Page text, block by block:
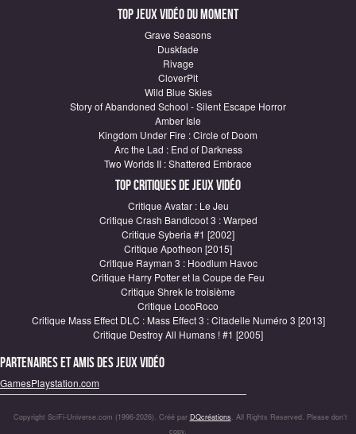
Top Jeux vidéo du moment
Grave Seasons
Duskfade
Rivage
CloverPit
Wild Blue Skies
Story of Abandoned School - Silent Escape Horror
Amber Isle
Kingdom Under Fire : Circle of Doom
Arc the Lad : End of Darkness
Two Worlds II : Shattered Embrace
Top critiques de Jeux vidéo
Critique Avatar : Le Jeu
Critique Crash Bandicoot 3 : Warped
Critique Syberia #1 [2002]
Critique Apotheon [2015]
Critique Rayman 3 : Hoodlum Havoc
Critique Harry Potter et la Coupe de Feu
Critique Shrek le troisième
Critique LocoRoco
Critique Mass Effect DLC : Mass Effect 3 : Citadelle Numéro 3 [2013]
Critique Destroy All Humans ! #1 [2005]
Partenaires et amis des jeux vidéo
GamesPlaystation.com
Copyright SciFi-Universe.com (1996-2026). Créé par DQcréations. All Rights Reserved. Please don’t
copy.